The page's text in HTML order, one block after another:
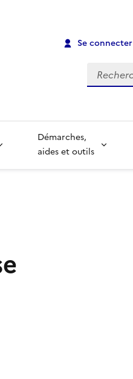
Se connecter
Recherche
Démarches,
aides et outils